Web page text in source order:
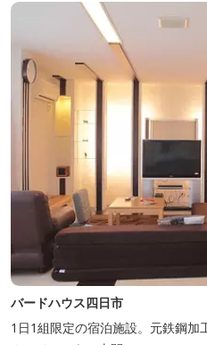
バードハウス四日市
1日1組限定の宿泊施設。元鉄鋼加